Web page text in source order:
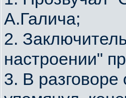
А.Галича;
2.
настроении"
3. В